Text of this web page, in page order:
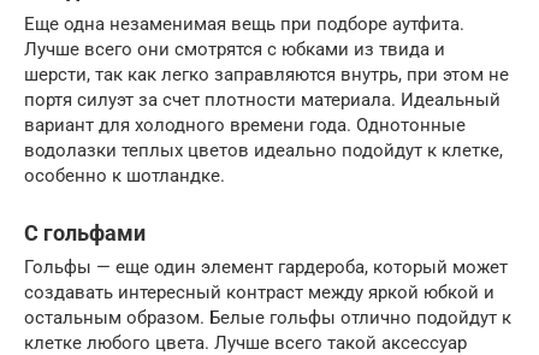
Еще одна незаменимая вещь при подборе аутфита.
Лучше всего они смотрятся с юбками из твида и
шерсти, так как легко заправляются внутрь, при этом не
портя силуэт за счет плотности материала. Идеальный
вариант для холодного времени года. Однотонные
водолазки теплых цветов идеально подойдут к клетке,
особенно к шотландке.
С гольфами
Гольфы — еще один элемент гардероба, который может
создавать интересный контраст между яркой юбкой и
остальным образом. Белые гольфы отлично подойдут к
клетке любого цвета. Лучше всего такой аксессуар